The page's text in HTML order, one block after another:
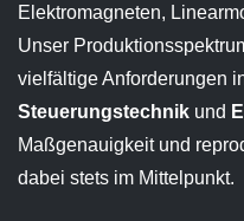
Elektromagneten,
Unser
vielfältige Anforderungen
Steuerungstechnik und
Maßgenauigkeit und
dabei stets im Mittelpunkt.